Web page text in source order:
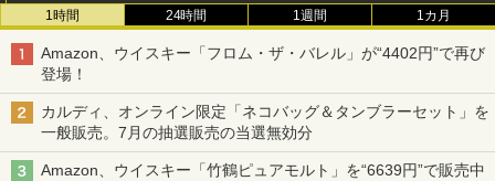
1時間 24時間 1週間 1カ月
Amazon、ウイスキー「フロム・ザ・バレル」が“4402円”で再び
登場！
カルディ、オンライン限定「ネコバッグ＆タンブラーセット」を
一般販売。7月の抽選販売の当選無効分
Amazon、ウイスキー「竹鶴ピュアモルト」を“6639円”で販売中